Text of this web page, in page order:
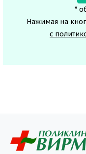
*
Нажимая на
с